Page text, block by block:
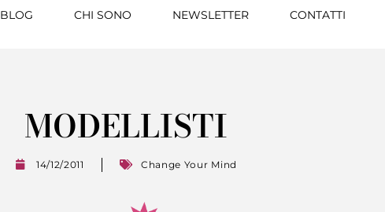
BLOG CHI SONO NEWSLETTER CONTATTI
MODELLISTI
14/12/2011 Change Your Mind